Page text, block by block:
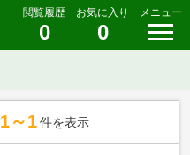
閲覧履歴
0
お気に入り
0
メニュー
1～1 件を表示